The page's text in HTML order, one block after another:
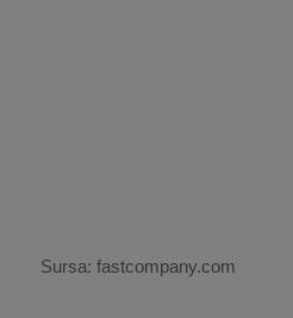
Sursa: fastcompany.com